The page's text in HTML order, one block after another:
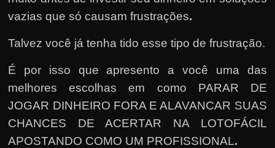
vazias que só causam frustrações.
Talvez você já tenha tido esse tipo de frustração.
É por isso que apresento a você uma das
melhores escolhas em como PARAR DE
JOGAR DINHEIRO FORA E ALAVANCAR SUAS
CHANCES DE ACERTAR NA LOTOFÁCIL
APOSTANDO COMO UM PROFISSIONAL.